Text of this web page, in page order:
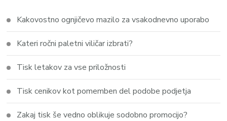
Kakovostno ognjičevo mazilo za vsakodnevno uporabo
Kateri ročni paletni viličar izbrati?
Tisk letakov za vse priložnosti
Tisk cenikov kot pomemben del podobe podjetja
Zakaj tisk še vedno oblikuje sodobno promocijo?